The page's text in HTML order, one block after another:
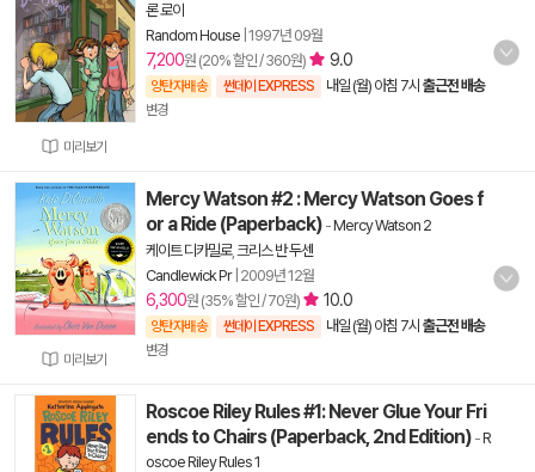
미리보기
론 로이
Random House 1997년 09월
7,200원 (20% 할인 / 360원) 9.0
양탄자배송 썬데이 EXPRESS 내일 (월) 아침 7시 출근전 배송
변경
미리보기
Mercy Watson #2 : Mercy Watson Goes f
or a Ride (Paperback) -Mercy Watson 2
케이트 디카밀로, 크리스 반 두센
Candlewick Pr| 2009년 12월
6,300원 (35% 할인 / 70원) 10.0
양탄자배송 썬데이 EXPRESS 내일 (월) 아침 7시 출근전 배송
변경
Roscoe Riley Rules #1: Never Glue Your Fri
ends to Chairs (Paperback, 2nd Edition) -R
oscoe Riley Rules 1